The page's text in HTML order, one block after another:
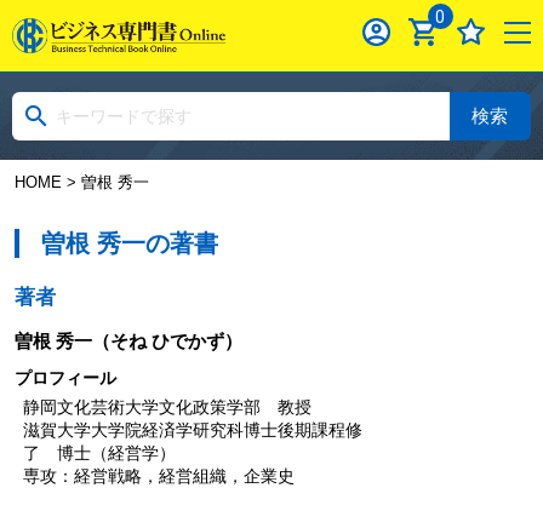
0
検索
HOME> 曽根 秀一
曽根 秀一の著書
著者
曽根 秀一（そね ひでかず）
プロフィール
静岡文化芸術大学文化政策学部 教授
滋賀大学大学院経済学研究科博士後期課程修
了 博士（経営学）
専攻：経営戦略，経営組織，企業史